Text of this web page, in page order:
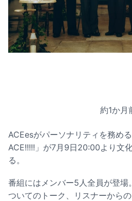
約1か月
ACEesがパーソナリティを務め
ACE!!!!!」が7月9日20:00より文
る。
番組にはメンバー5人全員が登場
ついてのトーク、リスナーから